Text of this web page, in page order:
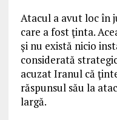
Atacul a avut loc în
care a fost ţinta.
şi nu există nicio
considerată
acuzat Iranul că
răspunsul său la
largă.